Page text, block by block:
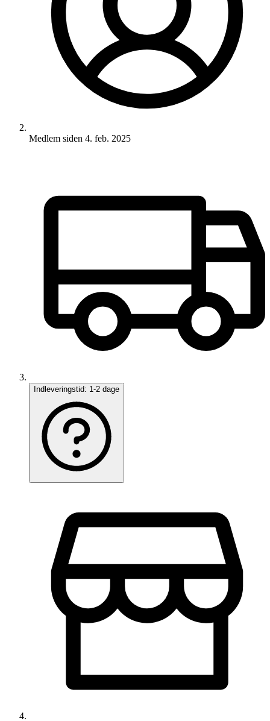
Medlem siden 4. feb. 2025
Indleveringstid: 1-2 dage